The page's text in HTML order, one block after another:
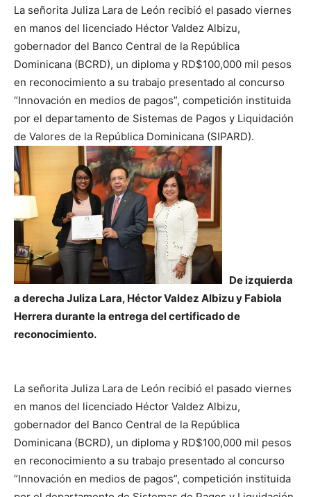
La señorita Juliza Lara de León recibió el pasado viernes
en manos del licenciado Héctor Valdez Albizu,
gobernador del Banco Central de la República
Dominicana (BCRD), un diploma y RD$100,000 mil pesos
en reconocimiento a su trabajo presentado al concurso
“Innovación en medios de pagos”, competición instituida
por el departamento de Sistemas de Pagos y Liquidación
de Valores de la República Dominicana (SIPARD).
De izquierda
a derecha Juliza Lara, Héctor Valdez Albizu y Fabiola
Herrera durante la entrega del certificado de
reconocimiento.
La señorita Juliza Lara de León recibió el pasado viernes
en manos del licenciado Héctor Valdez Albizu,
gobernador del Banco Central de la República
Dominicana (BCRD), un diploma y RD$100,000 mil pesos
en reconocimiento a su trabajo presentado al concurso
“Innovación en medios de pagos”, competición instituida